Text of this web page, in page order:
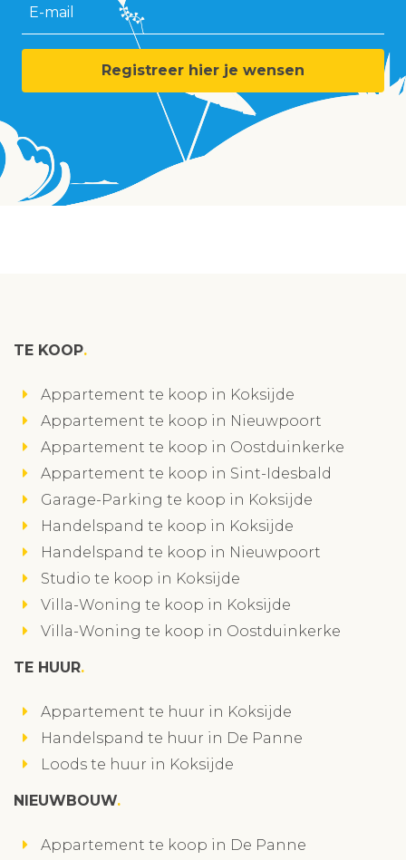
E-mail
Registreer hier je wensen
TE KOOP
Appartement te koop in Koksijde
Appartement te koop in Nieuwpoort
Appartement te koop in Oostduinkerke
Appartement te koop in Sint-Idesbald
Garage-Parking te koop in Koksijde
Handelspand te koop in Koksijde
Handelspand te koop in Nieuwpoort
Studio te koop in Koksijde
Villa-Woning te koop in Koksijde
Villa-Woning te koop in Oostduinkerke
TE HUUR
Appartement te huur in Koksijde
Handelspand te huur in De Panne
Loods te huur in Koksijde
NIEUWBOUW
Appartement te koop in De Panne